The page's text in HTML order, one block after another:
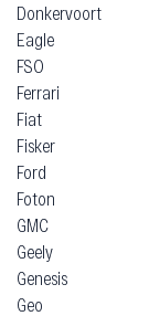
Donkervoort
Eagle
FSO
Ferrari
Fiat
Fisker
Ford
Foton
GMC
Geely
Genesis
Geo